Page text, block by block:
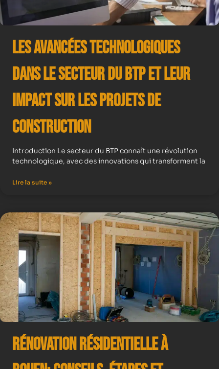
Les avancées technologiques
dans le secteur du BTP et leur
impact sur les projets de
construction
Introduction Le secteur du BTP connaît une révolution
technologique, avec des innovations qui transforment la
Lire la suite »
Rénovation résidentielle à